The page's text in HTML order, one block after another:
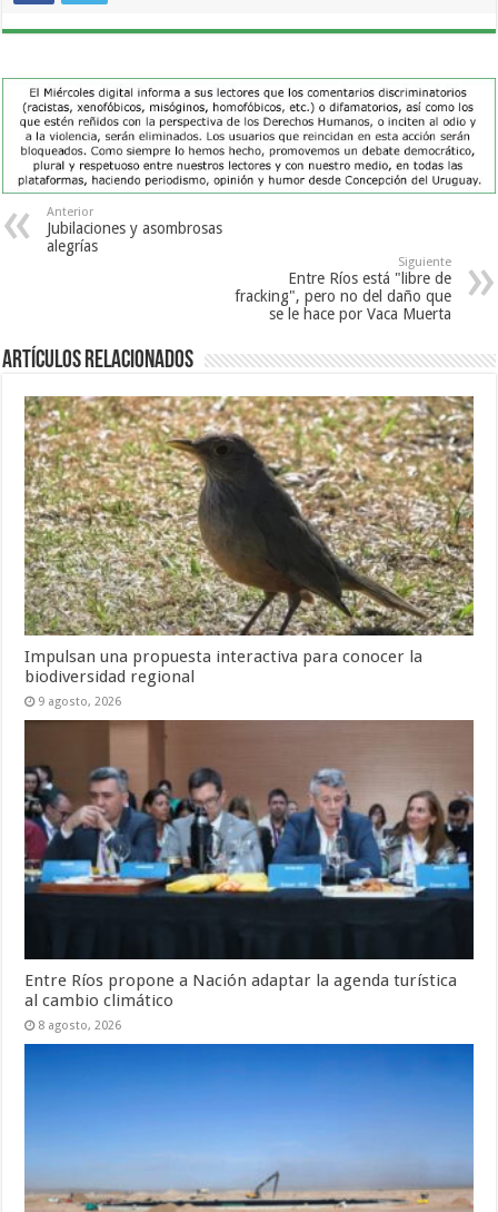
Anterior
Jubilaciones y asombrosas
alegrías
Siguiente
Entre Ríos está "libre de
fracking", pero no del daño que
se le hace por Vaca Muerta
Artículos Relacionados
Impulsan una propuesta interactiva para conocer la
biodiversidad regional
9 agosto, 2026
Entre Ríos propone a Nación adaptar la agenda turística
al cambio climático
8 agosto, 2026